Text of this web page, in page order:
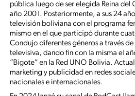
pública luego de ser elegida Reina del
año 2001. Posteriormente, a sus 24
televisión boliviana con el programa
mismo en el que participó durante
Condujo diferentes géneros a través
televisiva, dando fin con la misma el
“Bigote” en la Red UNO Bolivia.
marketing y publicidad en redes
nacionales e internacionales.